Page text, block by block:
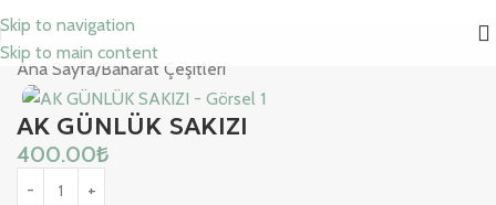
Skip to navigation
Skip to main content
Ana Sayfa/Baharat Çeşitleri
AK GÜNLÜK SAKIZI
400.00₺